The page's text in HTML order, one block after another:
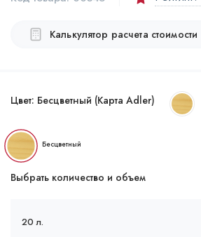
Калькулятор расчета стоимости
Цвет: Бесцветный (Карта Adler)
Бесцветный
Выбрать количество и объем
20 л.